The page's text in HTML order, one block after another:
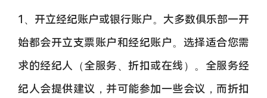
1、开立经纪账户或银行账户。大多数俱乐部一开
始都会开立支票账户和经纪账户。选择适合您需
求的经纪人（全服务、折扣或在线）。全服务经
纪人会提供建议，并可能参加一些会议，而折扣